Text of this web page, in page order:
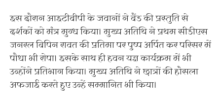
इस दौरान आइटीबीपी के जवानों ने बैंड की प्रस्तुति से
दर्शकों को मंत्र मुग्ध किया। मुख्य अतिथि ने प्रथम सीडीएस
जनरल बिपिन रावत की प्रतिमा पर पुष्प अर्पित कर परिसर में
पौधा भी रोपा। इसके साथ ही हवन यज्ञ कार्यक्रम में भी
उन्होंने प्रतिभाग किया। मुख्य अतिथि ने छात्रों की हौसला
अफजाई करते हुए उन्हें सम्मानित भी किया।